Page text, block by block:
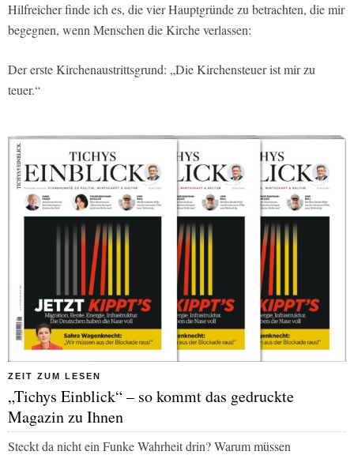
Hilfreicher finde ich es, die vier Hauptgründe zu betrachten, die mir
begegnen, wenn Menschen die Kirche verlassen:
Der erste Kirchenaustrittsgrund: „Die Kirchensteuer ist mir zu
teuer.“
ZEIT ZUM LESEN
„Tichys Einblick“ – so kommt das gedruckte
Magazin zu Ihnen
Steckt da nicht ein Funke Wahrheit drin? Warum müssen